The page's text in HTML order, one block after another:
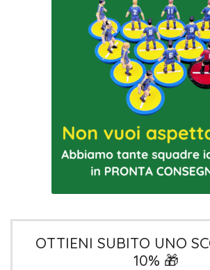
OTTIENI SUBITO UNO
10% 🎁